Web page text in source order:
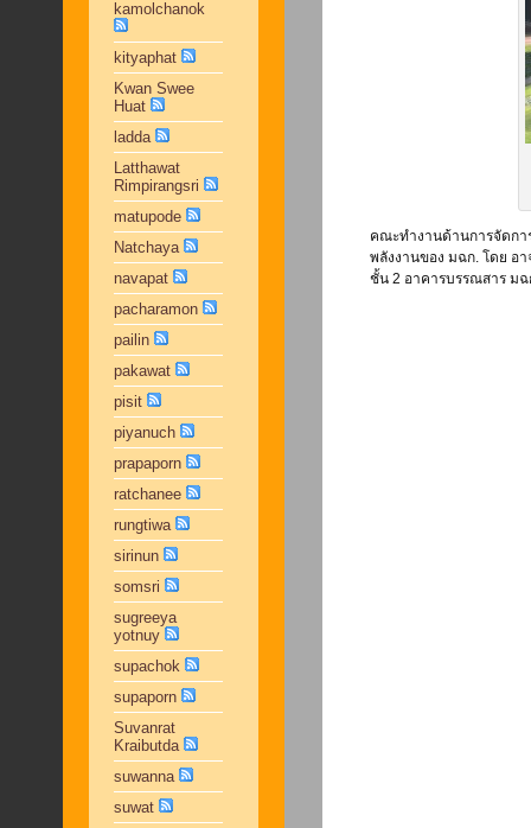
kamolchanok
kityaphat
Kwan Swee
Huat
ladda
Latthawat
Rimpirangsri
matupode
Natchaya
navapat
pacharamon
pailin
pakawat
pisit
piyanuch
prapaporn
ratchanee
rungtiwa
sirinun
somsri
sugreeya
yotnuy
supachok
supaporn
Suvanrat
Kraibutda
suwanna
suwat
คณะทำงานด้านการจัดกา
พลังงานของ มฉก. โดย อ
ชั้น 2 อาคารบรรณสาร มฉ